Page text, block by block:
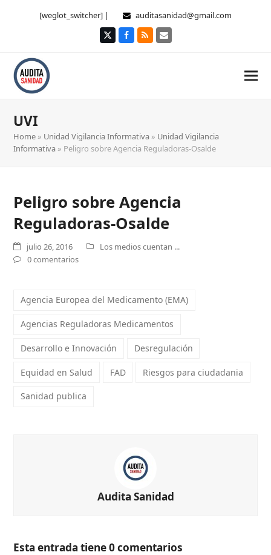
[weglot_switcher] | auditasanidad@gmail.com
TwitterFacebook
RSS Correo
UVI
Home » Unidad Vigilancia Informativa » Unidad Vigilancia
Informativa » Peligro sobre Agencia Reguladoras-Osalde
Peligro sobre Agencia
Reguladoras-Osalde
julio 26, 2016
Los medios cuentan ...
0 comentarios
Agencia Europea del Medicamento (EMA)
Agencias Reguladoras Medicamentos
Desarrollo e Innovación Desregulación
Equidad en Salud FAD Riesgos para ciudadania
Sanidad publica
Audita Sanidad
Esta entrada tiene 0 comentarios